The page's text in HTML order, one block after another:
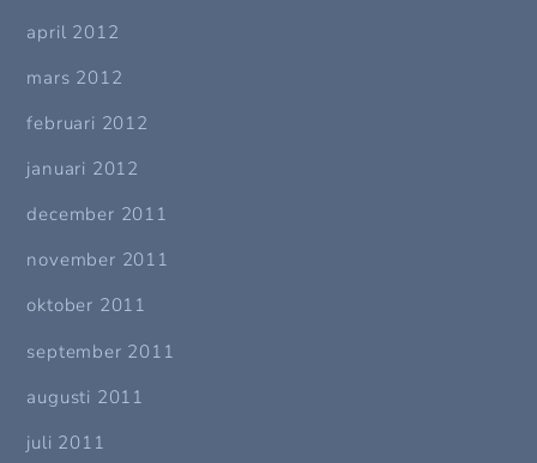
april 2012
mars 2012
februari 2012
januari 2012
december 2011
november 2011
oktober 2011
september 2011
augusti 2011
juli 2011